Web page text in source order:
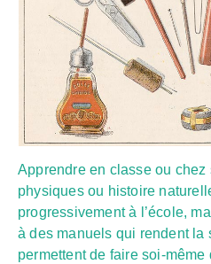
Apprendre en classe ou
physiques ou histoire
progressivement à l’école,
à des manuels qui rendent la
permettent de faire soi-même